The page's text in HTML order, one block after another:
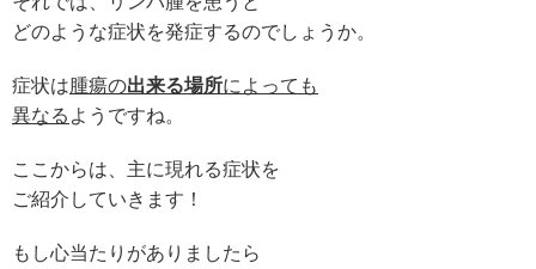
どのような症状を発症するのでしょうか。
症状は腫瘍の出来る場所によっても
異なる ようですね。
ここからは、主に現れる症状を
ご紹介していきます！
もし心当たりがありましたら